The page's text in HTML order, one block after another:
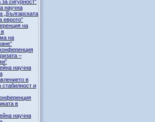
сигурност”
научна
„Българската
еврото”
на
в
на
–
научна
в
и
в
научна